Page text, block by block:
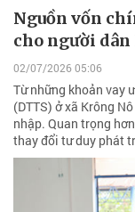
Nguồn vốn
cho người
02/07/2026 05:06
Từ những khoản vay
(DTTS) ở xã Krông
nhập. Quan trọng
thay đổi tư duy phát